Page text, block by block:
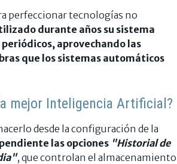
perfeccionar tecnologías no
durante años su sistema
aprovechando las
que los sistemas automáticos
mejor Inteligencia Artificial?
desde la configuración de la
las opciones "Historial de
, que controlan el almacenamiento